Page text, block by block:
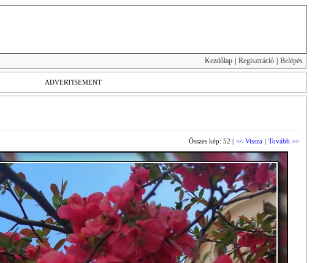
Kezdőlap Regisztráció Belépés
ADVERTISEMENT
Összes kép: 52 | << Vissza | Tovább >>